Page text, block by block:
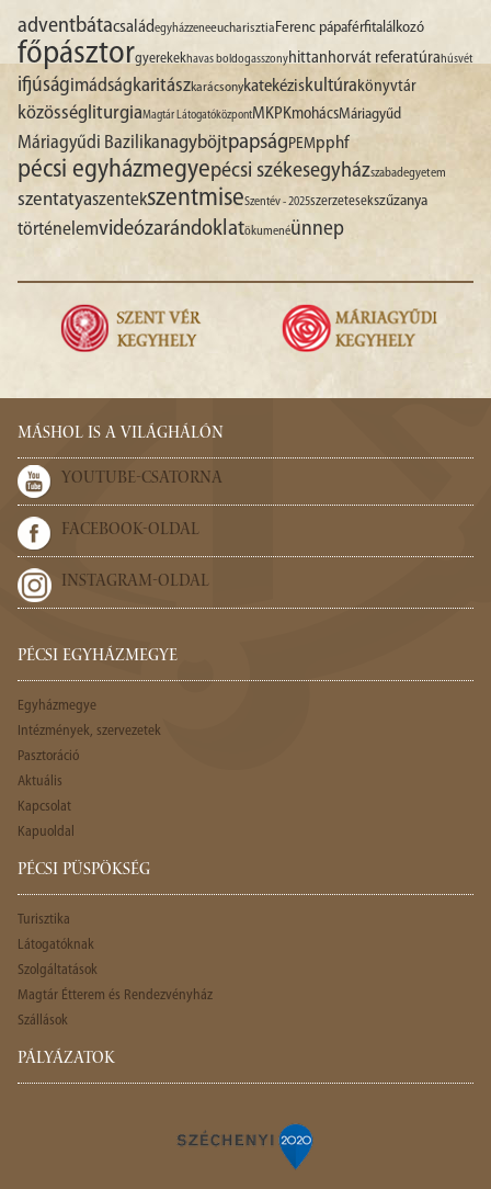
adventbátacsaládegyházzeneeucharisztiaFerenc pápaférfitalálkozó
főpásztorgyerekekhavas boldogasszonyhittanhorvát referatúrahúsvét
ifjúságimádságkaritászkarácsonykatekéziskultúrakönyvtár
közösségliturgiaMagtár LátogatóközpontMKPKmohácsMáriagyűd
Máriagyűdi BazilikanagyböjtpapságPEMpphf
pécsi egyházmegyepécsi székesegyházszabadegyetem
szentatyaszentekszentmiseSzentév - 2025szerzetesekszűzanya
történelemvideózarándoklatökumenéünnep
MÁSHOL IS A VILÁGHÁLÓN
YOUTUBE-CSATORNA
FACEBOOK-OLDAL
INSTAGRAM-OLDAL
PÉCSI EGYHÁZMEGYE
Egyházmegye
Intézmények, szervezetek
Pasztoráció
Aktuális
Kapcsolat
Kapuoldal
PÉCSI PÜSPÖKSÉG
Turisztika
Látogatóknak
Szolgáltatások
Magtár Étterem és Rendezvényház
Szállások
PÁLYÁZATOK